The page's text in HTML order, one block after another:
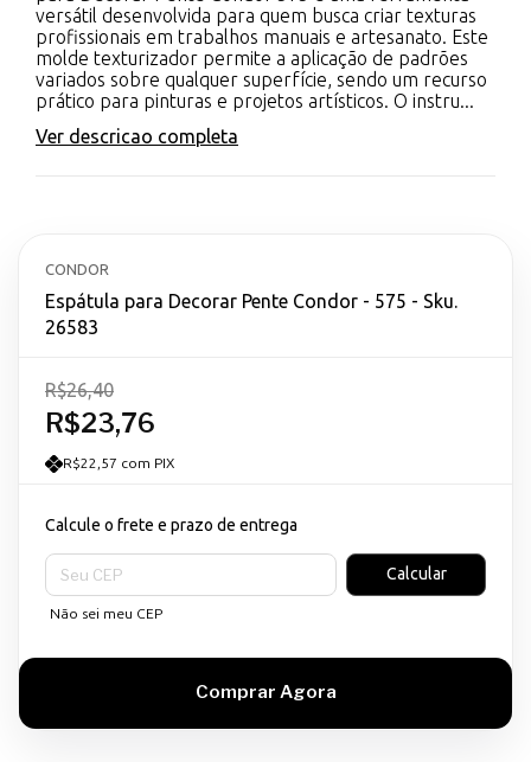
versátil desenvolvida para quem busca criar texturas
profissionais em trabalhos manuais e artesanato. Este
molde texturizador permite a aplicação de padrões
variados sobre qualquer superfície, sendo um recurso
prático para pinturas e projetos artísticos. O instru...
Ver descricao completa
CONDOR
Espátula para Decorar Pente Condor - 575 - Sku.
26583
R$23,76
R$26,40
R$22,57 com PIX
Calcule o frete e prazo de entrega
Entregas para o CEP:
Calcular
Não sei meu CEP